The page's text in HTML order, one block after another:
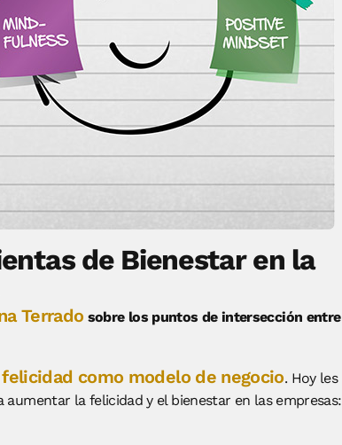
de Bienestar en la
Terrado sobre los puntos de intersección entre
como modelo de negocio. Hoy les
la felicidad y el bienestar en las empresas: